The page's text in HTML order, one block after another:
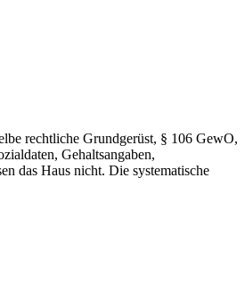
rechtliche Grundgerüst, § 106 GewO,
Gehaltsangaben,
das Haus nicht. Die systematische